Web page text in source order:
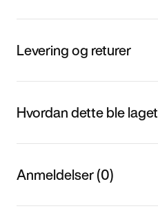
Levering og returer
Hvordan dette ble laget
Anmeldelser (0)